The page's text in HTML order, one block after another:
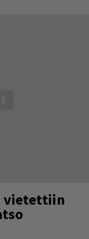
vietettiin